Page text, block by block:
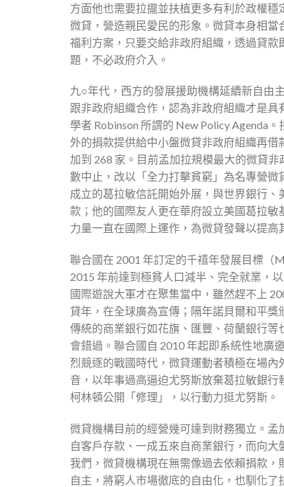
方面他也需要拉攏並扶植更多有利於政權
微貸，營造親民愛民的形象。微貸本身相
福利方案，只要交給非政府組織，透過貸
題，不必政府介入。
九○年代，西方的發展援助機構延續新自由
跟非政府組織合作，認為非政府組織才是
學者 Robinson 所謂的 New Policy Agenda
外的捐款提供給中小盤微貸非政府組織再借
加到 268 家。目前孟加拉規模最大的微貸
數中止，改以「全力打擊貧窮」為名專營
成立的葛拉敏信託開始外展，與世界銀行
款；他的國際友人更在華府設立美國葛拉敏
力量一直在國際上運作，為微貸發聲以提高
聯合國在 2001 年訂定的千禧年發展目標（
2015 年前達到極貧人口減半、完全就業，
國際遊說大軍才在聚集當中，雖然趕不上
貸年，在全球廣為宣傳；隔年諾貝爾和平
傳統的商業銀行如花旗、匯豐、荷蘭銀行
會錯過。聯合國自 2010 年起即系統性地廣
烈競逐的戰國時代，微貸運動者積極在場
音，以年事過高逼迫尤努斯放棄葛拉敏銀
柯林頓公開「修理」，以行動力挺尤努斯。
微貸機構目前的經營幾可達到財務獨立。
自客戶存款、一成五來自商業銀行，而向大
我們，微貸機構現在無需像過去依賴捐款
自主，將窮人市場徹底的自由化，也馴化